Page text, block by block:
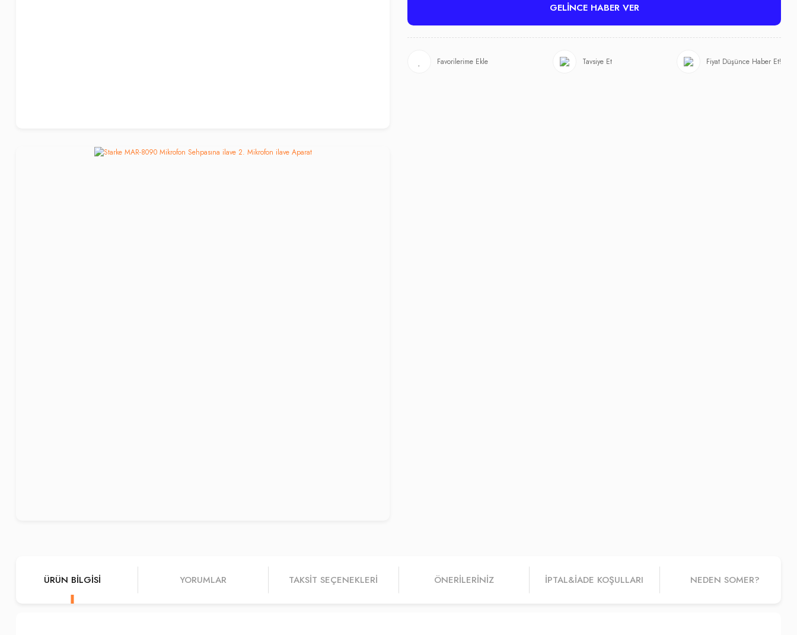
GELİNCE HABER VER
Tavsiye Et Fiyat Düşünce Haber Et!
ÜRÜN BILGISI YORUMLAR TAKSIT SEÇENEKLERI ÖNERILERINIZ İPTAL&IADE KOŞULLARI NEDEN SOMER?